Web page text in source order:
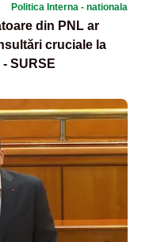
Politica Interna - nationala
din PNL ar
cruciale la
SURSE